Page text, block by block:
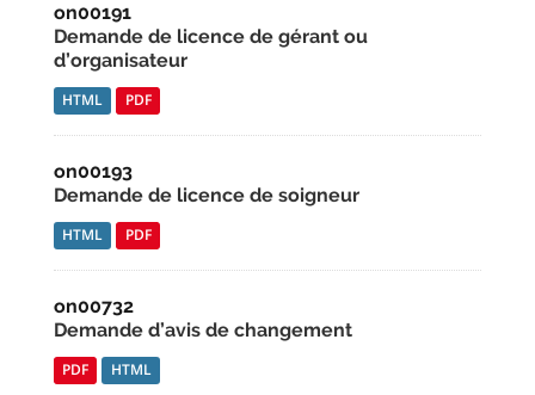
on00191
Demande de licence de gérant ou
d’organisateur
HTML PDF
on00193
Demande de licence de soigneur
HTML PDF
on00732
Demande d’avis de changement
PDF HTML